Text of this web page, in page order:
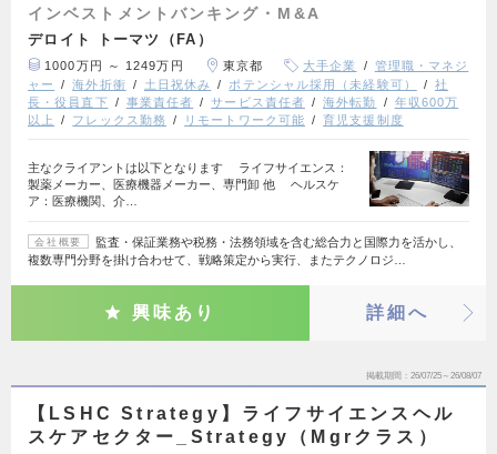
インベストメントバンキング・M&A
デロイト トーマツ（FA）
1000万円 ～ 1249万円 東京都 大手企業
管理職・マネジ
ャー
海外折衝 土日祝休み ポテンシャル採用（未経験可）
社
長・役員直下
事業責任者 サービス責任者 海外転勤
年収600万
以上
フレックス勤務 リモートワーク可能 育児支援制度
主なクライアントは以下となります ライフサイエンス：
製薬メーカー、医療機器メーカー、専門卸 他 ヘルスケ
ア：医療機関、介…
会社概要
監査・保証業務や税務・法務領域を含む総合力と国際力を活かし、
複数専門分野を掛け合わせて、戦略策定から実行、またテクノロジ…
興味あり 詳細へ
掲載期間 26/07/25～26/08/07
【LSHC Strategy】ライフサイエンスヘル
スケアセクター_Strategy（Mgrクラス）